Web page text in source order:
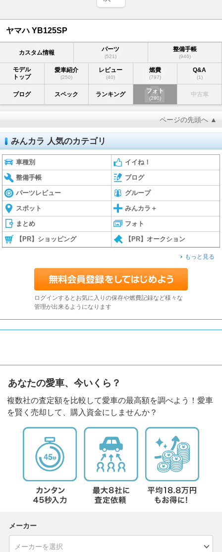
ヤマハ YB125SP
カスタム情報 パーツ
(521)
整備手帳
(946)
モデル
トップ
愛車紹介
(250)
レビュー
(40)
燃費
(797)
Q&A
(1)
ブログ スペック ランキング フォト
(280)
中古車
ページの先頭へ ▲
みんカラ 人気のカテゴリ
車種別 イイね！
整備手帳 ブログ
パーツレビュー グループ
スポット みんカラ＋
まとめ フォト
【PR】ショッピング 【PR】オークション
もっと見る
ログインするとお気に入りの保存や燃費記録など様々な
管理が出来るようになります
あなたの愛車、今いくら？
複数社の査定額を比較して愛車の最高額を調べよう！愛車
を賢く売却して、購入資金にしませんか？
メーカー